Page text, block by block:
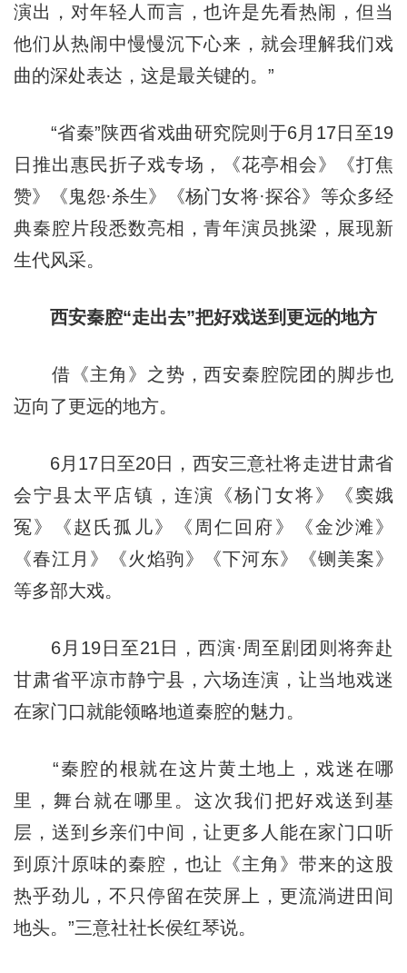
演出，对年轻人而言，也许是先看热闹，但当
他们从热闹中慢慢沉下心来，就会理解我们戏
曲的深处表达，这是最关键的。”
“省秦”陕西省戏曲研究院则于6月17日至19
日推出惠民折子戏专场，《花亭相会》《打焦
赞》《鬼怨·杀生》《杨门女将·探谷》等众多经
典秦腔片段悉数亮相，青年演员挑梁，展现新
生代风采。
西安秦腔“走出去”把好戏送到更远的地方
借《主角》之势，西安秦腔院团的脚步也
迈向了更远的地方。
6月17日至20日，西安三意社将走进甘肃省
会宁县太平店镇，连演《杨门女将》《窦娥
冤》《赵氏孤儿》《周仁回府》《金沙滩》
《春江月》《火焰驹》《下河东》《铡美案》
等多部大戏。
6月19日至21日，西演·周至剧团则将奔赴
甘肃省平凉市静宁县，六场连演，让当地戏迷
在家门口就能领略地道秦腔的魅力。
“秦腔的根就在这片黄土地上，戏迷在哪
里，舞台就在哪里。这次我们把好戏送到基
层，送到乡亲们中间，让更多人能在家门口听
到原汁原味的秦腔，也让《主角》带来的这股
热乎劲儿，不只停留在荧屏上，更流淌进田间
地头。”三意社社长侯红琴说。